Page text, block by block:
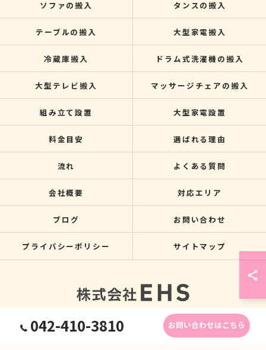
042-410-3810 お問い合わせはこちら
ソファの搬入 タンスの搬入
テーブルの搬入 大型家電搬入
冷蔵庫搬入 ドラム式洗濯機の搬入
大型テレビ搬入 マッサージチェアの搬入
組み立て設置 大型家電設置
料金目安 選ばれる理由
流れ よくある質問
会社概要 対応エリア
ブログ お問い合わせ
プライバシーポリシー サイトマップ
© 2026 関東のクレーン搬入なら株式会社EHS ALL RIGHTS RESERVED.